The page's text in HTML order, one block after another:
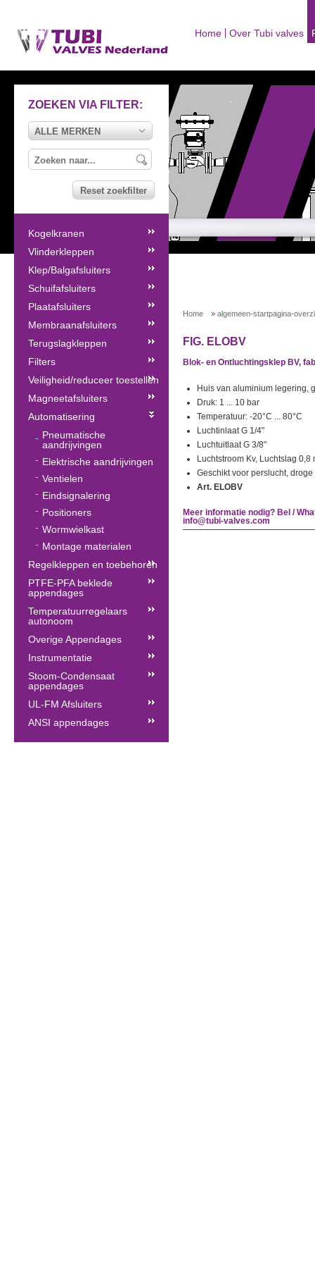
Home Over Tubi valves
Home » algemeen-startpagina-
FIG. ELOBV
Blok- en Ontluchtingsklep BV,
Huis van aluminium legering,
Druk: 1 ... 10 bar
Temperatuur: -20°C ... 80°C
Luchtinlaat G 1/4"
Luchtuitlaat G 3/8"
Luchtstroom Kv, Luchtslag 0,8
Geschikt voor perslucht,
Art. ELOBV
Meer informatie nodig? Bel /
info@tubi-valves.com
ZOEKEN VIA FILTER:
ALLE MERKEN
Reset zoekfilter
Kogelkranen
Vlinderkleppen
Klep/Balgafsluiters
Schuifafsluiters
Plaatafsluiters
Membraanafsluiters
Terugslagkleppen
Filters
Veiligheid/reduceer toestellen
Magneetafsluiters
Automatisering
Pneumatische
aandrijvingen
Elektrische aandrijvingen
Ventielen
Eindsignalering
Positioners
Wormwielkast
Montage materialen
Regelkleppen en toebehoren
PTFE-PFA beklede
appendages
Temperatuurregelaars
autonoom
Overige Appendages
Instrumentatie
Stoom-Condensaat
appendages
UL-FM Afsluiters
ANSI appendages